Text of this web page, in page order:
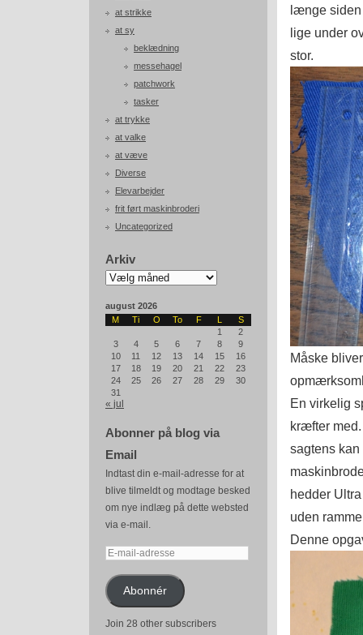
at strikke
at sy
beklædning
messehagel
patchwork
tasker
at trykke
at valke
at væve
Diverse
Elevarbejder
frit ført maskinbroderi
Uncategorized
Arkiv
Arkiv
august 2026
M
Ti O To F L
S
1
2
3
4 5 6 7 8
9
10
11 12 13 14 15
16
17
18 19 20 21 22
23
24
25 26 27 28 29
30
31
« jul
Abonner på blog via
Email
Indtast din e-mail-adresse for at
blive tilmeldt og modtage besked
om nye indlæg på dette websted
via e-mail.
E-
adresseAbonnér
Join 28 other subscribers
længe siden
lige under
stor.
Måske
En virkelig
kræfter
sagtens kan
hedder
uden
Denne